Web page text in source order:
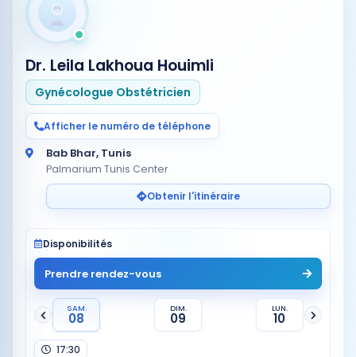
Dr. Leila Lakhoua Houimli
Gynécologue Obstétricien
Afficher le numéro de téléphone
Bab Bhar, Tunis
Palmarium Tunis Center
Obtenir l'itinéraire
Disponibilités
Prendre rendez-vous
SAM.
08
DIM.
09
LUN.
10
17:30